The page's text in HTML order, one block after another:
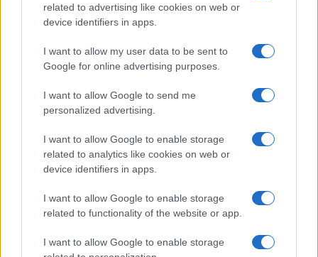
related to advertising like cookies on web or
device identifiers in apps.
I want to allow my user data to be sent to
Google for online advertising purposes.
I want to allow Google to send me
personalized advertising.
I want to allow Google to enable storage
related to analytics like cookies on web or
device identifiers in apps.
I want to allow Google to enable storage
related to functionality of the website or app.
I want to allow Google to enable storage
„Egyetlen terrorista sem érdemli meg az
ENSZ jelvényét, az ENSZ fizetését vagy az
ENSZ védelmét” – írta Twitter-bejegyzésében.
„Most, hogy az UNRWA elbocsátotta a gázai
terrorista szervezetekhez kapcsolódó 70
alkalmazottját, a nemzetközi közösségnek
figyelmeztetéseit.”
Június 8-án a Washington Free Beacon arról
számolt be, hogy az Egyesült Államok
Nemzetközi Fejlesztési Ügynökségének
(USAID) főfelügyelői hivatalabizonyítékot